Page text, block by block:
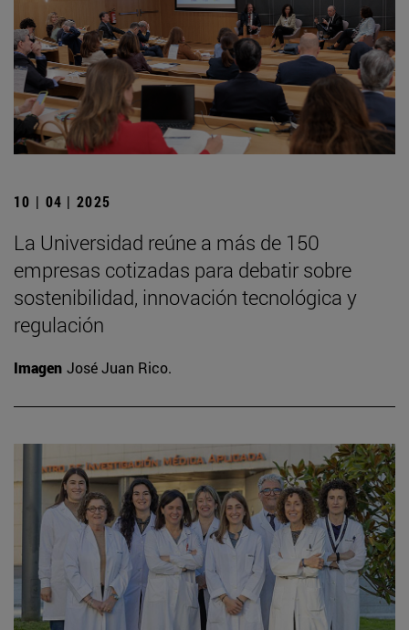
10 | 04 | 2025
La Universidad reúne a más de 150
empresas cotizadas para debatir sobre
sostenibilidad, innovación tecnológica y
regulación
Imagen José Juan Rico.